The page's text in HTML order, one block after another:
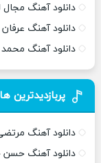
دانلود آهنگ مجال
دانلود آهنگ
دانلود آهنگ
پربازدیدترین
دانلود آهنگ
دانلود آهنگ